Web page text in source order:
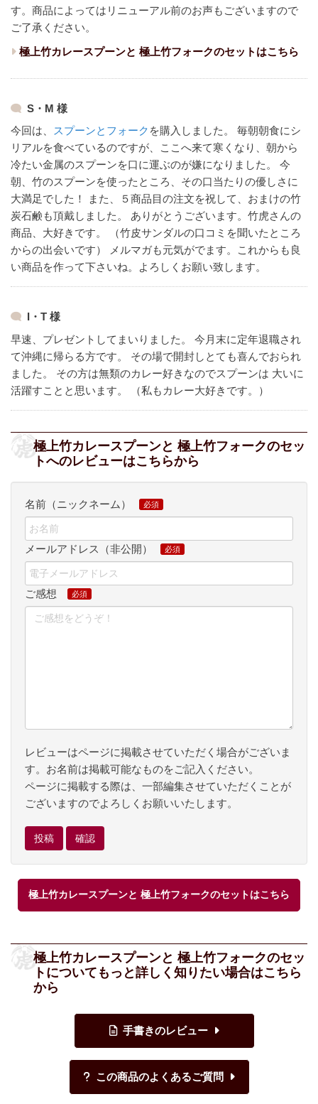
す。商品によってはリニューアル前のお声もございますので
ご了承ください。
極上竹カレースプーンと 極上竹フォークのセットはこちら
S・M 様
今回は、
スプーンとフォーク を購入しました。
毎朝朝食にシ
リアルを食べているのですが、ここへ来て寒くなり、朝から
冷たい金属のスプーンを口に運ぶのが嫌になりました。
今
朝、竹のスプーンを使ったところ、その口当たりの優しさに
大満足でした！
また、５商品目の注文を祝して、おまけの竹
炭石鹸も頂戴しました。
ありがとうございます。竹虎さんの
商品、大好きです。
（竹皮サンダルの口コミを聞いたところ
からの出会いです）
メルマガも元気がでます。これからも良
い商品を作って下さいね。よろしくお願い致します。
I・T 様
早速、プレゼントしてまいりました。
今月末に定年退職され
て沖縄に帰らる方です。
その場で開封しとても喜んでおられ
ました。
その方は無類のカレー好きなのでスプーンは 大いに
活躍すことと思います。
（私もカレー大好きです。）
極上竹カレースプーンと 極上竹フォークのセッ
トへのレビューはこちらから
名前（ニックネーム）
メールアドレス（非公開）
ご感想
レビューはページに掲載させていただく場合がございま
す。お名前は掲載可能なものをご記入ください。
ページに掲載する際は、一部編集させていただくことが
ございますのでよろしくお願いいたします。
極上竹カレースプーンと 極上竹フォークのセットはこちら
極上竹カレースプーンと 極上竹フォークのセッ
トについてもっと詳しく知りたい場合はこちら
から